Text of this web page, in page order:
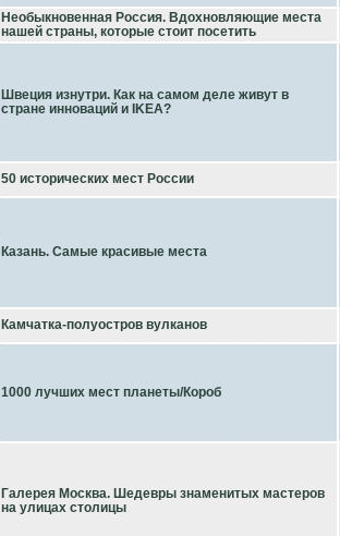
Необыкновенная Россия. Вдохновляющие места
нашей страны, которые стоит посетить
Швеция изнутри. Как на самом деле живут в
стране инноваций и IKEA?
50 исторических мест России
Казань. Самые красивые места
Камчатка-полуостров вулканов
1000 лучших мест планеты/Короб
Галерея Москва. Шедевры знаменитых мастеров
на улицах столицы